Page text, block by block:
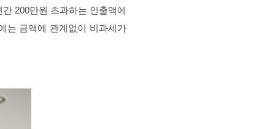
200만원 초과하는 인출액에
는 금액에 관계없이 비과세가